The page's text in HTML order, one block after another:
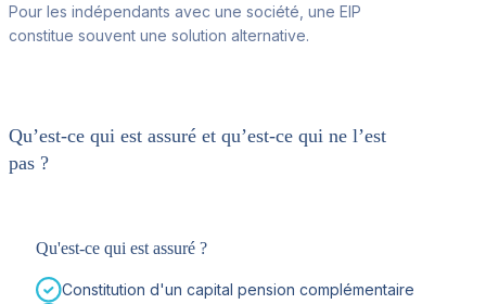
Pour les indépendants avec une société, une EIP
constitue souvent une solution alternative.
Qu’est-ce qui est assuré et qu’est-ce qui ne l’est
pas ?
Qu'est-ce qui est assuré ?
Constitution d'un capital pension complémentaire